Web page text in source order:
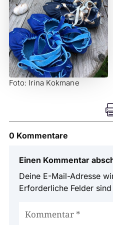
Foto: Irina Kokmane
0 Kommentare
Einen Kommentar
Deine E-Mail-Adresse
Erforderliche Felder